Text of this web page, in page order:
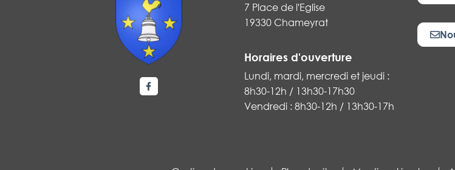
Lien vers le compte Facebook
7 Place de l'Eglise
19330 Chameyrat
Horaires d'ouverture
Lundi, mardi, mercredi et jeudi :
8h30-12h / 13h30-17h30
Vendredi : 8h30-12h / 13h30-17h